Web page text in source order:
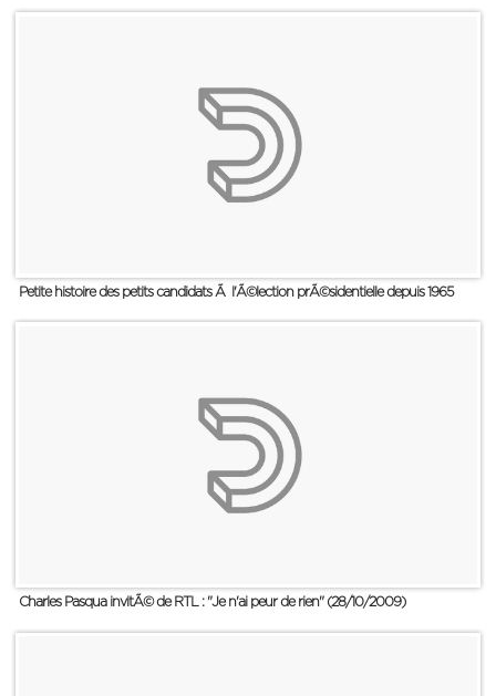
Petite histoire des petits candidats Ã l'Ã©lection prÃ©sidentielle depuis 1965
Charles Pasqua invitÃ© de RTL : "Je n'ai peur de rien" (28/10/2009)